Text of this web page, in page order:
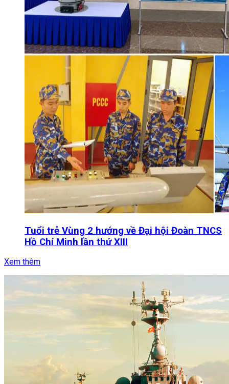
Tuổi trẻ Vùng 2 hướng về Đại hội Đoàn TNCS
Hồ Chí Minh lần thứ XIII
Xem thêm